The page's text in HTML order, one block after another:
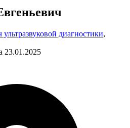
ультразвуковой диагностики,
23.01.2025